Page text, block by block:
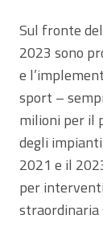
Sul fronte
2023 sono
e
sport –
milioni per il
degli
2021 e il
per
straordinaria